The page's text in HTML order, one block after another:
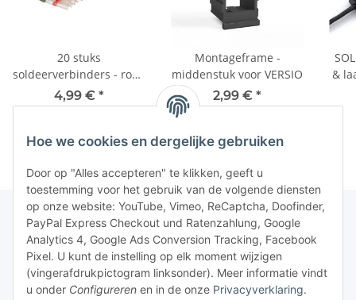
Hoe we cookies en dergelijke gebruiken
Door op "Alles accepteren" te klikken, geeft u
toestemming voor het gebruik van de volgende diensten
op onze website: YouTube, Vimeo, ReCaptcha, Doofinder,
PayPal Express Checkout und Ratenzahlung, Google
Analytics 4, Google Ads Conversion Tracking, Facebook
Pixel. U kunt de instelling op elk moment wijzigen
(vingerafdrukpictogram linksonder). Meer informatie vindt
u onder Configureren en in de onze Privacyverklaring.
20 stuks
soldeerverbinders - rood
- tot 1,5 mm²
4,99 € *
Montageframe -
middenstuk voor VERSIO
2,99 € *
&